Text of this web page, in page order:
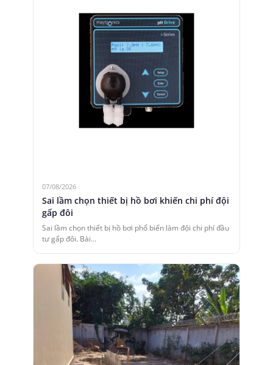
07/08/2026
Sai lầm chọn thiết bị hồ bơi khiến chi phí đội
gấp đôi
Sai lầm chọn thiết bị hồ bơi phổ biến làm đội chi phí đầu
tư gấp đôi. Bài…